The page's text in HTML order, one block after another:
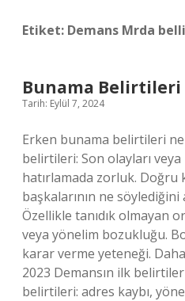
Etiket: Demans Mrda
Bunama
Tarih: Eylül 7, 2024
Erken bunama belirtileri
belirtileri: Son olayları
hatırlamada zorluk. Doğru
başkalarının ne
Özellikle tanıdık olmayan
veya yönelim bozukluğu.
karar verme yeteneği.
2023 Demansın ilk
belirtileri: adres kaybı,